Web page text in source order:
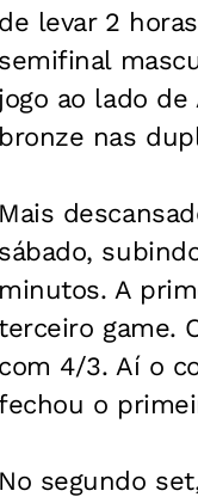
de levar 2
semifinal
jogo ao lado de
bronze nas
Mais
sábado,
minutos. A
game.
com 4/3. Aí o
o
No segundo